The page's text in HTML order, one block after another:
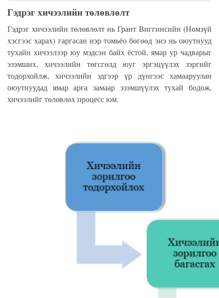
Гэдрэг хичээлийн төлөвлөлт
Гэдрэг хичээлийн төлөвлөлт нь Грант Виггинсийн (Номзүй
хэсгээсхарах) гаргасан нэр томьёобөгөөд энэ нь оюутнууд
тухайн хичээлээр юу мэдсэн байх ёстой, ямар ур чадварыг
эзэмших, хичээлийн төгсгөлд юуг эргэцүүлэх зэргийг
тодорхойлж, хичээлийн эдгээр үр дүнгээс хамааруулан
оюутнуудад ямар арга замаар эзэмшүүлэх тухай бодож,
хичээлийг төлөвлөх процесс юм.